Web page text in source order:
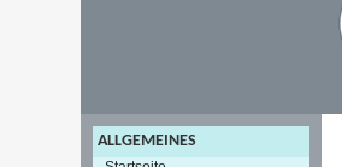
ALLGEMEINES